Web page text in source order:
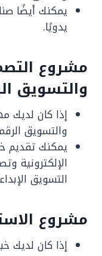
يمكنك أيضًا
يدويًا.
مشروع
والتسويق
إذا كان لديك
والتسويق
يمكنك تقديم
الإلكترونية
التسويق
مشروع
إذا كان لديك